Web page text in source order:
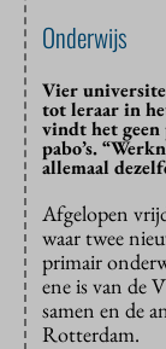
Onderwijs
Vier
tot leraar in
vindt het geen
pabo’s.
allemaal
Afgelopen
waar twee
primair
ene is van de
samen en de
Rotterdam.